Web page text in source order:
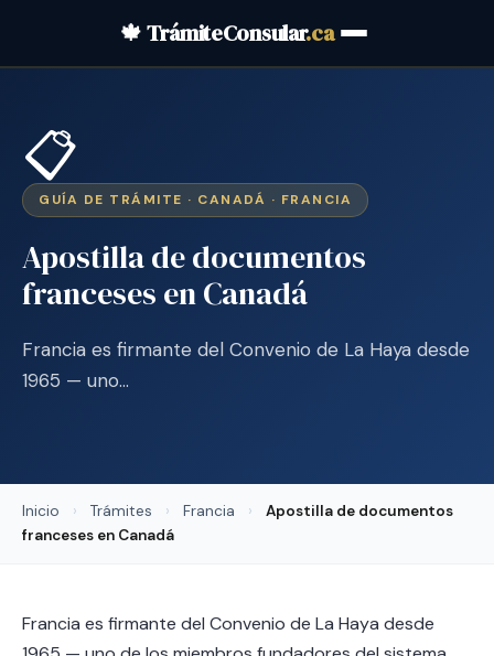
🍁 TrámiteConsular.ca
📋
GUÍA DE TRÁMITE · CANADÁ · FRANCIA
Apostilla de documentos
franceses en Canadá
Francia es firmante del Convenio de La Haya desde
1965 — uno…
Inicio › Trámites › Francia ›
Apostilla de documentos
franceses en Canadá
Francia es firmante del Convenio de La Haya desde